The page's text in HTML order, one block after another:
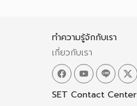
ทำความรู้จักกับเรา
เกี่ยวกับเรา
SET Contact Center